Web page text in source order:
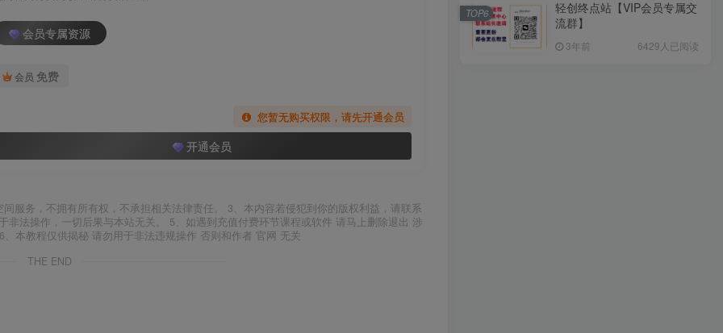
会员专属资源
会员 免费
您暂无购买权限，请先开通会员
开通会员
服务，不拥有所有权，不承担相关法律责任。 3、本内容若侵犯到你的版权利益，请联系
法操作，一切后果与本站无关。 5、如遇到充值付费环节课程或软件 请马上删除退出 涉
本教程仅供揭秘 请勿用于非法违规操作 否则和作者 官网 无关
THE END
轻创终点站【VIP会员专属交
流群】
3年前 6429人已阅读
TOP6